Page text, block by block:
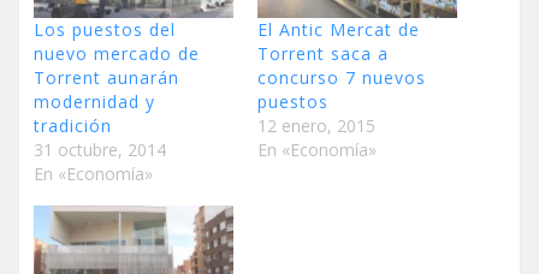
Los puestos del
nuevo mercado de
Torrent aunarán
modernidad y
tradición
31 octubre, 2014
En «Economía»
El Antic Mercat de
Torrent saca a
concurso 7 nuevos
puestos
12 enero, 2015
En «Economía»